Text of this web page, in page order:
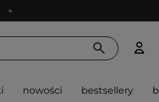
nowości bestsellery